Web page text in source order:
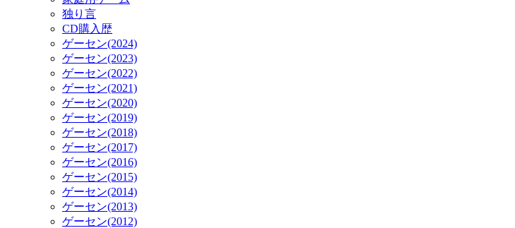
独り言
CD購入歴
ゲーセン(2024)
ゲーセン(2023)
ゲーセン(2022)
ゲーセン(2021)
ゲーセン(2020)
ゲーセン(2019)
ゲーセン(2018)
ゲーセン(2017)
ゲーセン(2016)
ゲーセン(2015)
ゲーセン(2014)
ゲーセン(2013)
ゲーセン(2012)